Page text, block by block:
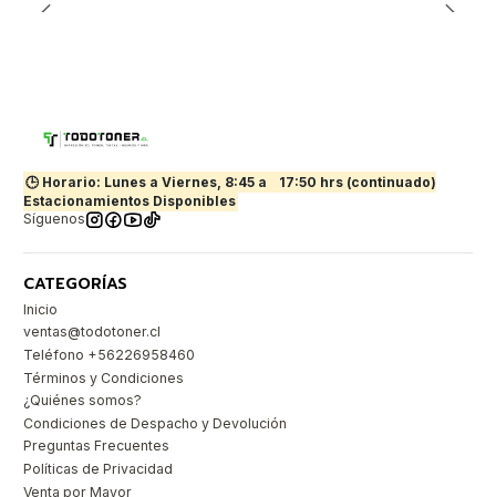
🕒 Horario: Lunes a Viernes, 8:45 a
17:50 hrs (continuado)
Estacionamientos Disponibles
Síguenos
CATEGORÍAS
Inicio
ventas@todotoner.cl
Teléfono +56226958460
Términos y Condiciones
¿Quiénes somos?
Condiciones de Despacho y Devolución
Preguntas Frecuentes
Políticas de Privacidad
Venta por Mayor